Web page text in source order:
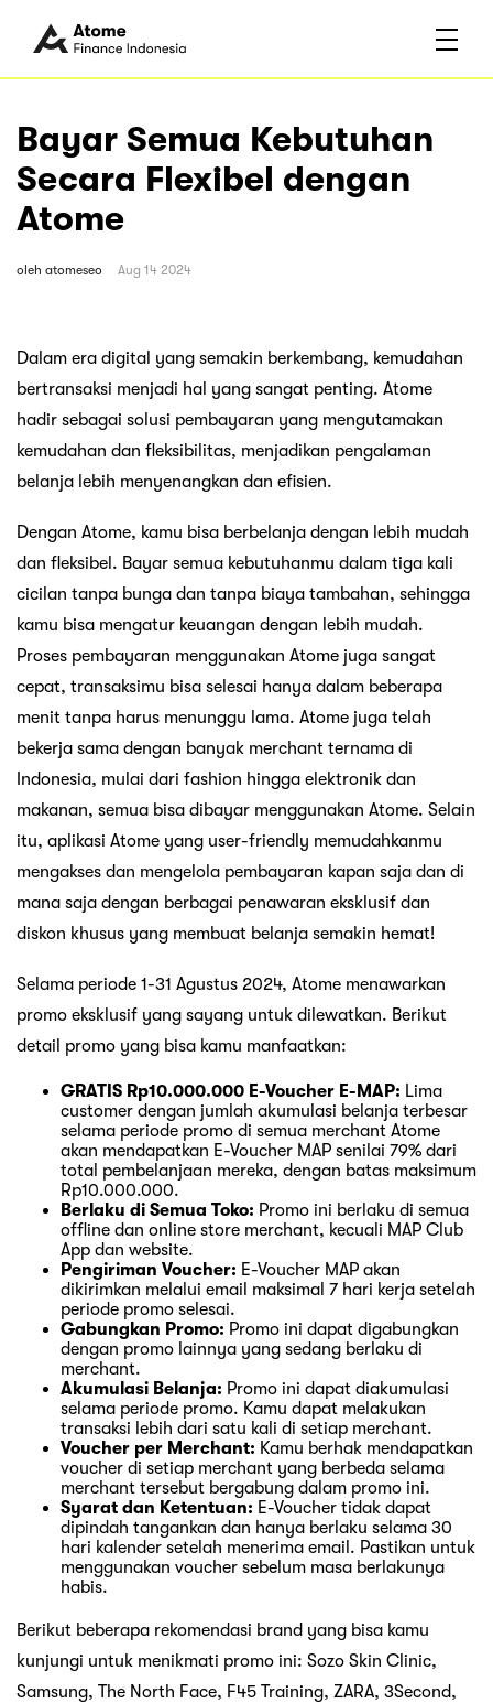
Bayar Semua Kebutuhan
Secara Flexibel dengan
Atome
oleh atomeseo Aug 14 2024
Dalam era digital yang semakin berkembang, kemudahan
bertransaksi menjadi hal yang sangat penting. Atome
hadir sebagai solusi pembayaran yang mengutamakan
kemudahan dan fleksibilitas, menjadikan pengalaman
belanja lebih menyenangkan dan efisien.
Dengan Atome, kamu bisa berbelanja dengan lebih mudah
dan fleksibel. Bayar semua kebutuhanmu dalam tiga kali
cicilan tanpa bunga dan tanpa biaya tambahan, sehingga
kamu bisa mengatur keuangan dengan lebih mudah.
Proses pembayaran menggunakan Atome juga sangat
cepat, transaksimu bisa selesai hanya dalam beberapa
menit tanpa harus menunggu lama. Atome juga telah
bekerja sama dengan banyak merchant ternama di
Indonesia, mulai dari fashion hingga elektronik dan
makanan, semua bisa dibayar menggunakan Atome. Selain
itu, aplikasi Atome yang user-friendly memudahkanmu
mengakses dan mengelola pembayaran kapan saja dan di
mana saja dengan berbagai penawaran eksklusif dan
diskon khusus yang membuat belanja semakin hemat!
Selama periode 1-31 Agustus 2024, Atome menawarkan
promo eksklusif yang sayang untuk dilewatkan. Berikut
detail promo yang bisa kamu manfaatkan:
GRATIS Rp10.000.000 E-Voucher E-MAP: Lima
customer dengan jumlah akumulasi belanja terbesar
selama periode promo di semua merchant Atome
akan mendapatkan E-Voucher MAP senilai 79% dari
total pembelanjaan mereka, dengan batas maksimum
Rp10.000.000.
Berlaku di Semua Toko: Promo ini berlaku di semua
offline dan online store merchant, kecuali MAP Club
App dan website.
Pengiriman Voucher: E-Voucher MAP akan
dikirimkan melalui email maksimal 7 hari kerja setelah
periode promo selesai.
Gabungkan Promo: Promo ini dapat digabungkan
dengan promo lainnya yang sedang berlaku di
merchant.
Akumulasi Belanja: Promo ini dapat diakumulasi
selama periode promo. Kamu dapat melakukan
transaksi lebih dari satu kali di setiap merchant.
Voucher per Merchant: Kamu berhak mendapatkan
voucher di setiap merchant yang berbeda selama
merchant tersebut bergabung dalam promo ini.
Syarat dan Ketentuan: E-Voucher tidak dapat
dipindah tangankan dan hanya berlaku selama 30
hari kalender setelah menerima email. Pastikan untuk
menggunakan voucher sebelum masa berlakunya
habis.
Berikut beberapa rekomendasi brand yang bisa kamu
kunjungi untuk menikmati promo ini: Sozo Skin Clinic,
Samsung, The North Face, F45 Training, ZARA, 3Second,